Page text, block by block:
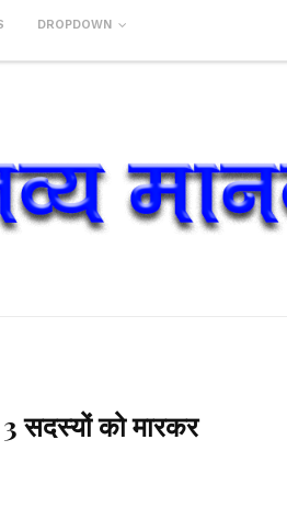
DROPDOWN
3 सदस्यों को मारकर